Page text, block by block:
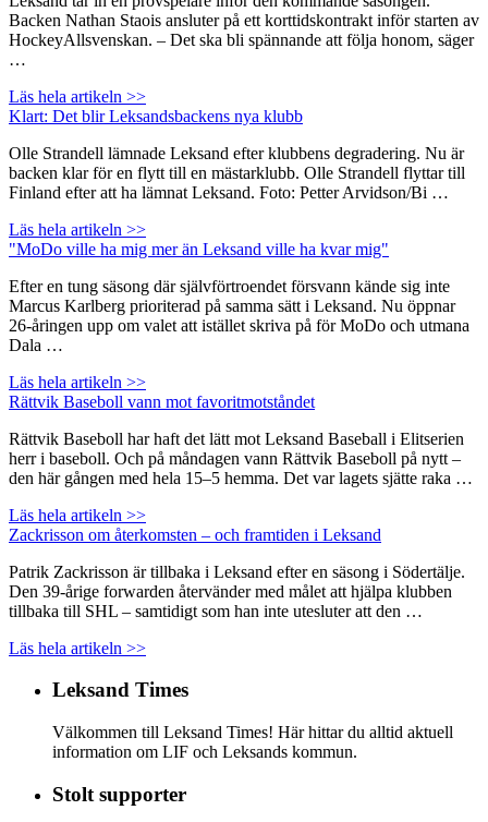
Backen Nathan Staois ansluter på ett korttidskontrakt inför starten av
HockeyAllsvenskan. – Det ska bli spännande att följa honom, säger
…
Läs hela artikeln >>
Klart: Det blir Leksandsbackens nya klubb
Olle Strandell lämnade Leksand efter klubbens degradering. Nu är
backen klar för en flytt till en mästarklubb. Olle Strandell flyttar till
Finland efter att ha lämnat Leksand. Foto: Petter Arvidson/Bi …
Läs hela artikeln >>
"MoDo ville ha mig mer än Leksand ville ha kvar mig"
Efter en tung säsong där självförtroendet försvann kände sig inte
Marcus Karlberg prioriterad på samma sätt i Leksand. Nu öppnar
26-åringen upp om valet att istället skriva på för MoDo och utmana
Dala …
Läs hela artikeln >>
Rättvik Baseboll vann mot favoritmotståndet
Rättvik Baseboll har haft det lätt mot Leksand Baseball i Elitserien
herr i baseboll. Och på måndagen vann Rättvik Baseboll på nytt –
den här gången med hela 15–5 hemma. Det var lagets sjätte raka …
Läs hela artikeln >>
Zackrisson om återkomsten – och framtiden i Leksand
Patrik Zackrisson är tillbaka i Leksand efter en säsong i Södertälje.
Den 39-årige forwarden återvänder med målet att hjälpa klubben
tillbaka till SHL – samtidigt som han inte utesluter att den …
Läs hela artikeln >>
Leksand Times
Välkommen till Leksand Times! Här hittar du alltid aktuell
information om LIF och Leksands kommun.
Stolt supporter